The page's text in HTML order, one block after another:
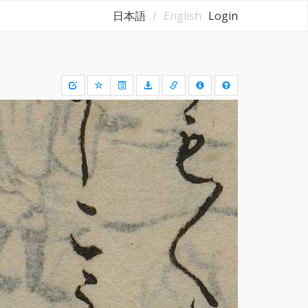
日本語 English Login
a
rectangle